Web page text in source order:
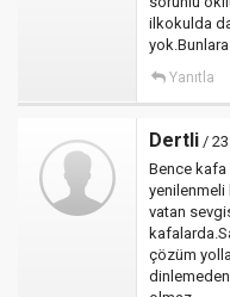
ilkokulda
Yanıtla
Dertli / 23
Bence kafa
yenilenmeli
vatan
çözüm